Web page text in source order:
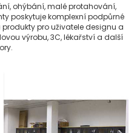
ohýbání, malé protahování,
poskytuje komplexní podpůrné
pro uživatele designu a
výrobu, 3C, lékařství a další